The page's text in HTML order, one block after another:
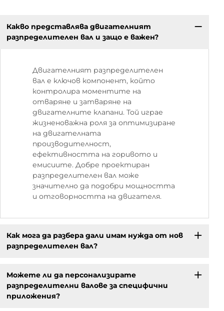
Какво представлява двигателният
разпределителен вал и защо е важен?
Двигателният разпределителен
вал е ключов компонент, който
контролира моментите на
отваряне и затваряне на
двигателните клапани. Той играе
жизненоважна роля за оптимизиране
на двигателната
производителност,
ефективността на горивото и
емисиите. Добре проектиран
разпределителен вал може
значително да подобри мощността
и отговорността на двигателя.
Как мога да разбера дали имам нужда от нов
разпределителен вал?
Можете ли да персонализирате
разпределителни валове за специфични
приложения?